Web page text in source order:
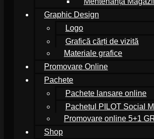
Graphic Design
Logo
Grafică cărți de vizită
Materiale grafice
Promovare Online
Pachete
Pachete lansare online
Pachetul PILOT Social
Promovare online 5+1
Shop